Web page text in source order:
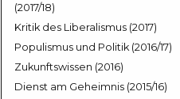
(2017/18)
Kritik des Liberalismus (2017)
Populismus und Politik (2016/17)
Zukunftswissen (2016)
Dienst am Geheimnis (2015/16)